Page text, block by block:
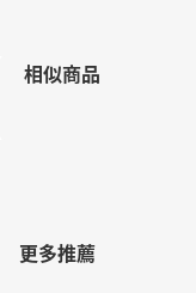
相似商品
更多推薦